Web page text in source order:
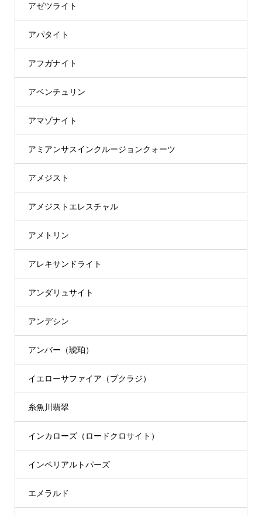
アゼツライト
アパタイト
アフガナイト
アベンチュリン
アマゾナイト
アミアンサスインクルージョンクォーツ
アメジスト
アメジストエレスチャル
アメトリン
アレキサンドライト
アンダリュサイト
アンデシン
アンバー（琥珀）
イエローサファイア（プクラジ）
糸魚川翡翠
インカローズ（ロードクロサイト）
インペリアルトパーズ
エメラルド